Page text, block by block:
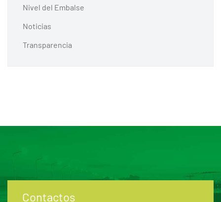
Nivel del Embalse
Noticias
Transparencia
Contactos